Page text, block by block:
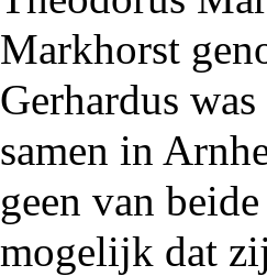
Markhorst
Gerhardus
samen in
geen van
mogelijk dat